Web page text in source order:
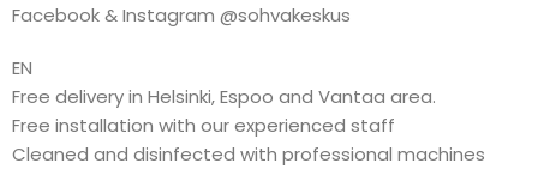
Facebook & Instagram @sohvakeskus
EN
Free delivery in Helsinki, Espoo and Vantaa area.
Free installation with our experienced staff
Cleaned and disinfected with professional machines